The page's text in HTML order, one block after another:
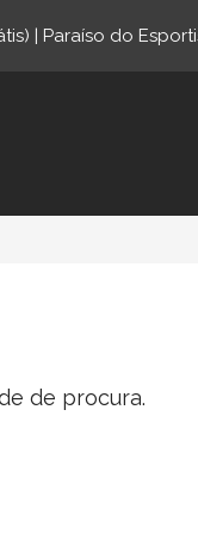
de procura.
| Paraíso do